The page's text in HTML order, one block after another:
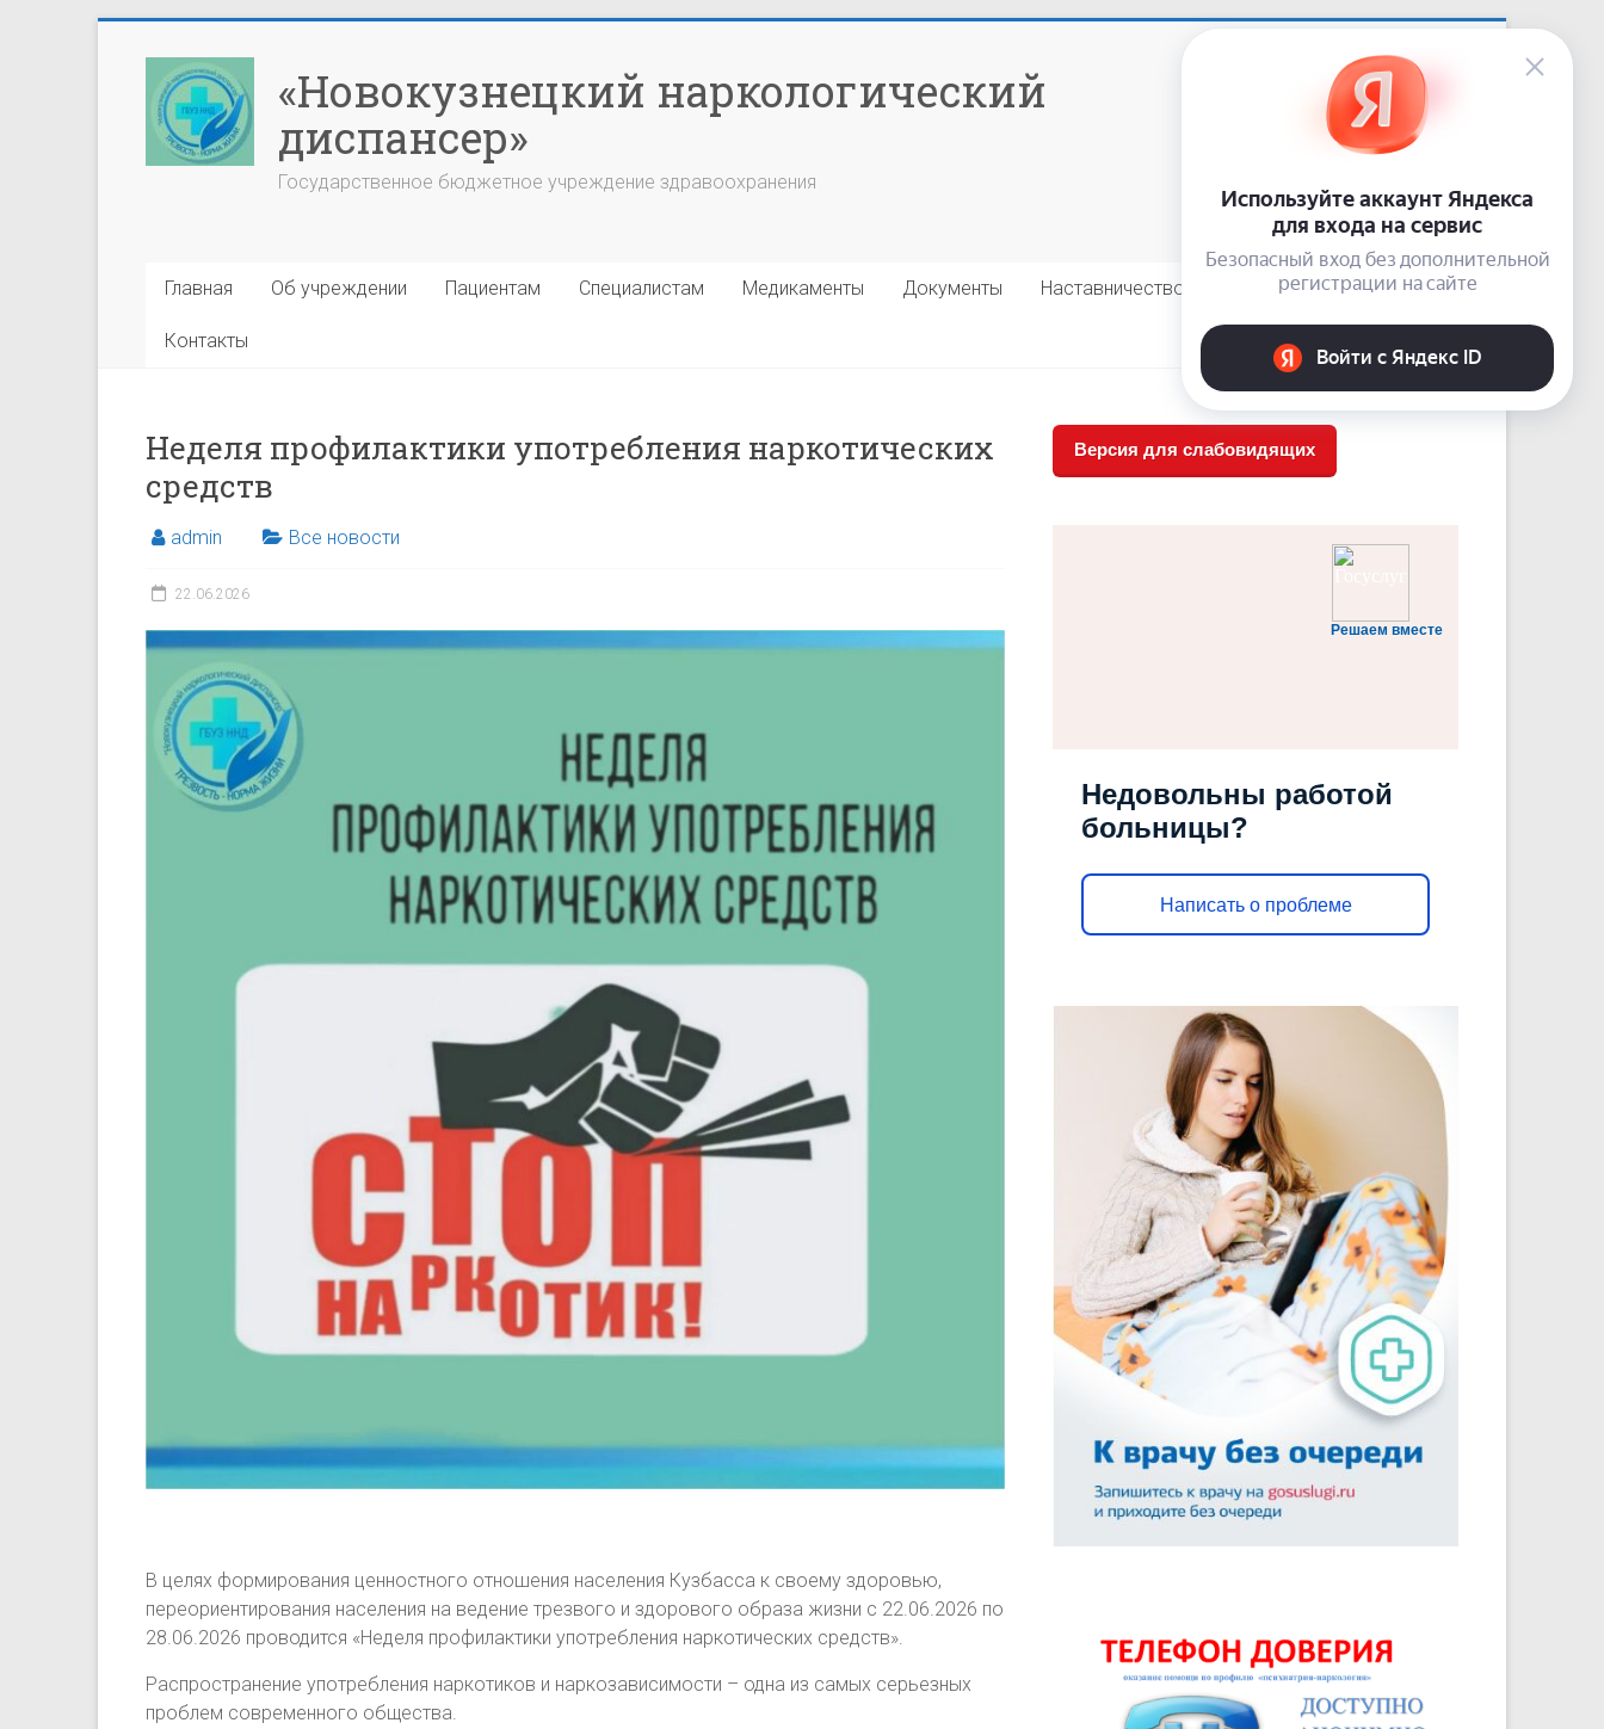
содержимому
«Новокузнецкий наркологический
диспансер»
Государственное бюджетное учреждение здравоохранения
Приемная: +7 (3843) 74-92-62
сайт: nardis.su
10-guz-narkolog@kuzdrav.ru
Главная Об учреждении Пациентам Специалистам Медикаменты Документы Наставничество Отзывы пациентов
Контакты
Неделя профилактики употребления наркотических
средств
admin Все новости
22.06.2026
В целях формирования ценностного отношения населения Кузбасса к своему здоровью,
переориентирования населения на ведение трезвого и здорового образа жизни с 22.06.2026 по
28.06.2026 проводится «Неделя профилактики употребления наркотических средств».
Распространение употребления наркотиков и наркозависимости – одна из самых серьезных
проблем современного общества.
Версия для слабовидящих